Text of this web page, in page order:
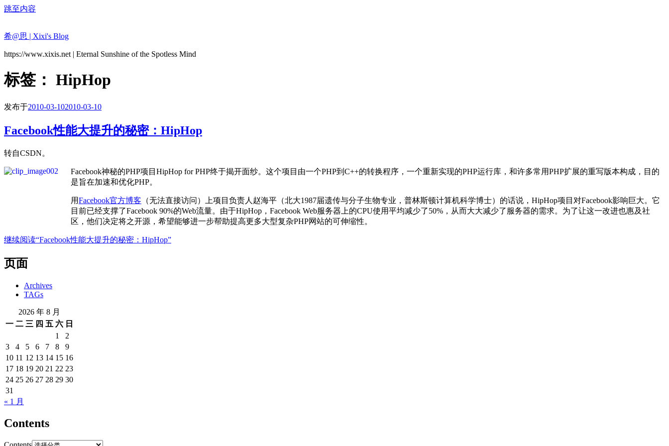
跳至内容
希@思 | Xixi's Blog
https://www.xixis.net | Eternal Sunshine of the Spotless Mind
标签： HipHop
发布于2010-03-102010-03-10
Facebook性能大提升的秘密：HipHop
转自CSDN。
Facebook神秘的PHP项目HipHop for PHP终于揭开面纱。这个项目由一个PHP到C++的转换程序，一个重新实现的PHP运行库，和许多常用PHP扩展的重写版本构成，目的
是旨在加速和优化PHP。
用Facebook官方博客 （无法直接访问）上项目负责人赵海平（北大1987届遗传与分子生物专业，普林斯顿计算机科学博士）的话说，HipHop项目对Facebook影响巨大。它
目前已经支撑了Facebook 90%的Web流量。由于HipHop，Facebook Web服务器上的CPU使用平均减少了50%，从而大大减少了服务器的需求。为了让这一改进也惠及社
区，他们决定将之开源，希望能够进一步帮助提高更多大型复杂PHP网站的可伸缩性。
继续阅读“Facebook性能大提升的秘密：HipHop”
页面
Archives
TAGs
2026 年 8 月
一 二 三 四 五 六 日
1
2
3
4 5 6 7 8
9
10 11 12 13 14 15 16
17 18 19 20 21 22 23
24 25 26 27 28 29 30
31
« 1 月
Contents